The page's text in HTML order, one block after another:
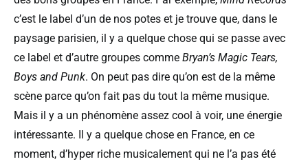
c’est le label d’un de nos potes et je trouve que, dans le
paysage parisien, il y a quelque chose qui se passe avec
ce label et d’autre groupes comme Bryan’s Magic Tears,
Boys and Punk. On peut pas dire qu’on est de la même
scène parce qu’on fait pas du tout la même musique.
Mais il y a un phénomène assez cool à voir, une énergie
intéressante. Il y a quelque chose en France, en ce
moment, d’hyper riche musicalement qui ne l’a pas été